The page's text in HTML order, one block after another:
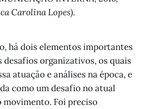
Carolina Lopes).
há dois elementos importantes
desafios organizativos, os quais
atuação e análises na época, e
como um desafio no atual
movimento. Foi preciso